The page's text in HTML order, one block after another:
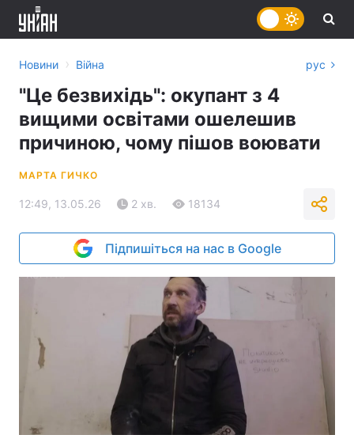
Новини › Війна рус
"Це безвихідь": окупант з 4
вищими освітами ошелешив
причиною, чому пішов воювати
МАРТА ГИЧКО
12:49, 13.05.26 2 хв. 18134
Підпишіться на нас в Google